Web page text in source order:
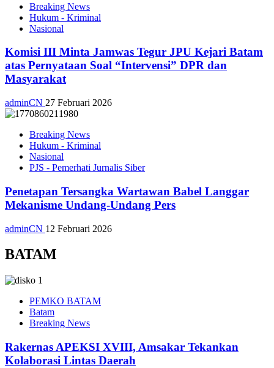
Breaking News
Hukum - Kriminal
Nasional
Komisi III Minta Jamwas Tegur JPU Kejari Batam
atas Pernyataan Soal “Intervensi” DPR dan
Masyarakat
adminCN 27 Februari 2026
Breaking News
Hukum - Kriminal
Nasional
PJS - Pemerhati Jurnalis Siber
Penetapan Tersangka Wartawan Babel Langgar
Mekanisme Undang-Undang Pers
adminCN 12 Februari 2026
BATAM
PEMKO BATAM
Batam
Breaking News
Rakernas APEKSI XVIII, Amsakar Tekankan
Kolaborasi Lintas Daerah